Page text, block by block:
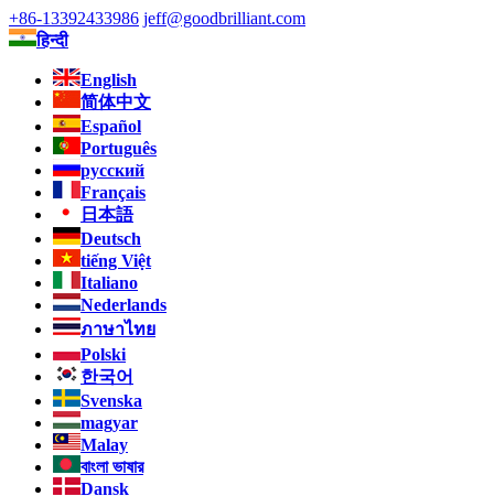
+86-13392433986 jeff@goodbrilliant.com
हिन्दी
English
简体中文
Español
Português
русский
Français
日本語
Deutsch
tiếng Việt
Italiano
Nederlands
ภาษาไทย
Polski
한국어
Svenska
magyar
Malay
বাংলা ভাষার
Dansk